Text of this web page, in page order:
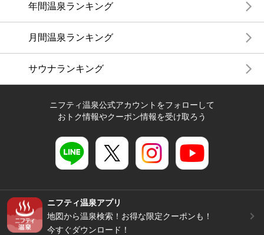
年間温泉ランキング
月間温泉ランキング
サウナランキング
ニフティ温泉公式アカウントをフォローして
おトク情報やクーポン情報を受け取ろう
ニフティ温泉アプリ
地図から温泉検索！お得な限定クーポンも！
今すぐダウンロード！